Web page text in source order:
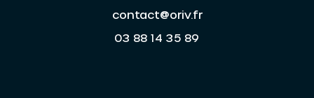
contact@oriv.fr
03 88 14 35 89